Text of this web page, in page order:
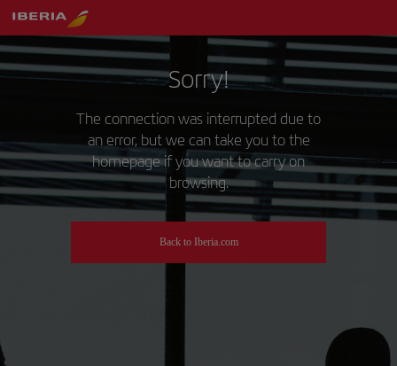
Sorry!
The connection was interrupted due to
an error, but we can take you to the
homepage if you want to carry on
browsing.
Back to Iberia.com